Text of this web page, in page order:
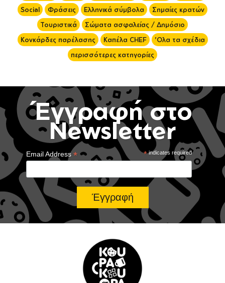
Social
Φράσεις Ελληνικά σύμβολα
Σημαίες κρατών
Τουριστικά
Σώματα ασφαλείας / Δημόσιο
Κονκάρδες παρέλασης
Καπέλα CHEF
'Ολα τα σχέδια
περισσότερες κατηγορίες
Έγγραφή στο
Newsletter
*indicates required
Email Address*